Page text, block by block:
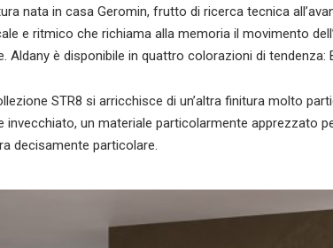
nata in casa Geromin, frutto di ricerca tecnica
e ritmico che richiama alla memoria il movimento
Aldany è disponibile in quattro colorazioni di tendenza:
STR8 si arricchisce di un’altra finitura molto
invecchiato, un materiale particolarmente apprezzato
decisamente particolare.